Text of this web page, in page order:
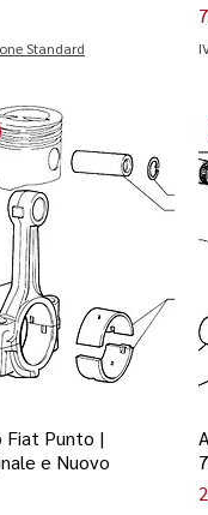
Standard
Fiat Punto |
e Nuovo